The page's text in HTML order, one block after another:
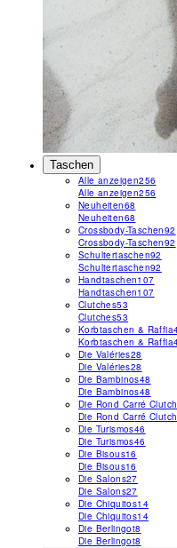
Taschen
Alle anzeigen256
Alle anzeigen256
Neuheiten68
Neuheiten68
Crossbody-Taschen92
Crossbody-Taschen92
Schultertaschen92
Schultertaschen92
Handtaschen107
Handtaschen107
Clutches53
Clutches53
Korbtaschen & Raffia
Korbtaschen & Raffia
Die Valéries28
Die Valéries28
Die Bambinos48
Die Bambinos48
Die Rond Carré Clutch
Die Rond Carré Clutch
Die Turismos46
Die Turismos46
Die Bisous16
Die Bisous16
Die Salons27
Die Salons27
Die Chiquitos14
Die Chiquitos14
Die Berlingot8
Die Berlingot8